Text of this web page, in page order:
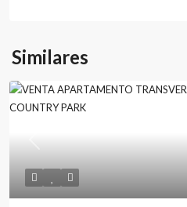
Similares
Previous